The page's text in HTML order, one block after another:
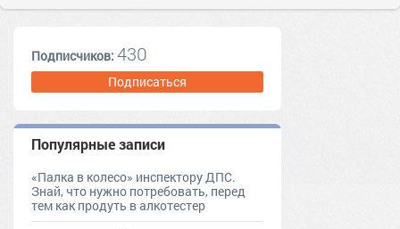
Подписчиков: 430
Подписаться
Популярные записи
«Палка в колесо» инспектору ДПС.
Знай, что нужно потребовать, перед
тем как продуть в алкотестер